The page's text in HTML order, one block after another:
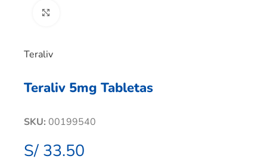
Teraliv
Teraliv 5mg Tabletas
SKU: 00199540
S/ 33.50